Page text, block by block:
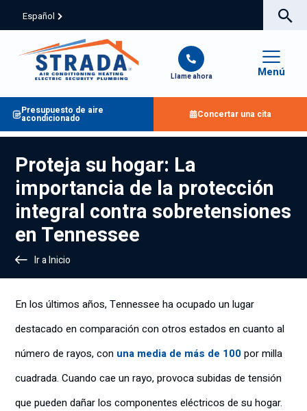
Español
Llame ahora Menú
Presupuesto de aire
acondicionado Concertar una cita
Proteja su hogar: La
importancia de la protección
integral contra sobretensiones
en Tennessee
Ir a Inicio
En los últimos años, Tennessee ha ocupado un lugar
destacado en comparación con otros estados en cuanto al
número de rayos, con una media de más de 100por milla
cuadrada. Cuando cae un rayo, provoca subidas de tensión
que pueden dañar los componentes eléctricos de su hogar.